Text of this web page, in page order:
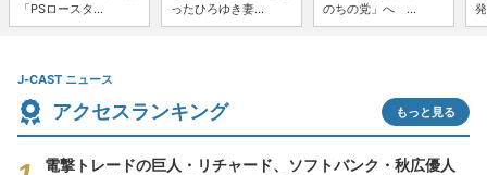
「PSロースタ...
ったひろゆき妻...
のちの党」へ ...
J-CAST ニュース
アクセスランキング もっと見る
電撃トレードの巨人・リチャード、ソフトバンク・秋広優人